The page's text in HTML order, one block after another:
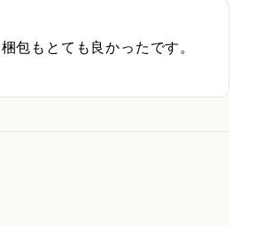
包もとても良かったです。